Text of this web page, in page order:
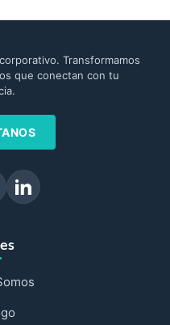
Transformamos
que conectan con tu